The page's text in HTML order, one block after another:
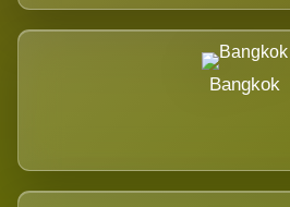
Bangkok